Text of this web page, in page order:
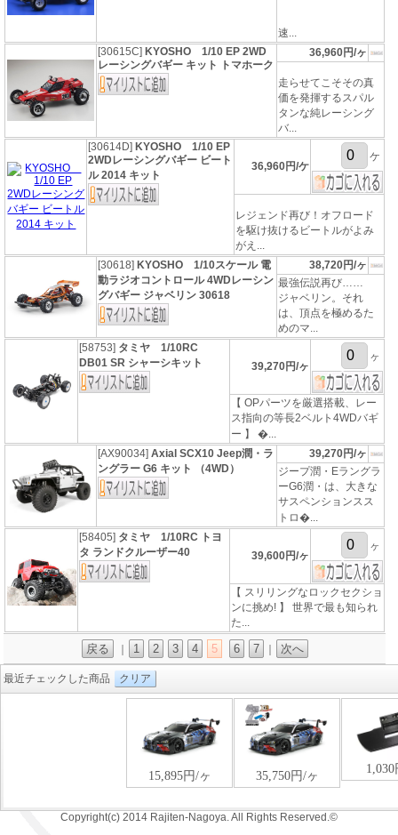
速...
[30615C] KYOSHO 1/10 EP 2WD
レーシングバギー キット トマホーク
36,960円/ヶ
走らせてこそその真
価を発揮するスパル
タンな純レーシング
バ...
[30614D] KYOSHO 1/10 EP
2WDレーシングバギー ビート
ル 2014 キット
36,960円/ケ
ケ
レジェンド再び！オフロード
を駆け抜けるビートルがよみ
がえ...
[30618] KYOSHO 1/10スケール 電
動ラジオコントロール 4WDレーシン
グバギー ジャベリン 30618
38,720円/ヶ
最強伝説再び……
ジャベリン。それ
は、頂点を極めるた
めのマ...
[58753] タミヤ 1/10RC
DB01 SR シャーシキット
39,270円/ヶ
ヶ
【 OPパーツを厳選搭載、レー
ス指向の等長2ベルト4WDバギ
ー 】 �...
[AX90034]Axial SCX10 Jeep潤・ラ
ングラー G6 キット （4WD）
39,270円/ヶ
ジープ潤・Eラングラ
ーG6潤・は、大きな
サスペンションスス
トロ�...
[58405] タミヤ 1/10RC トヨ
タ ランドクルーザー40
39,600円/ヶ
ヶ
【 スリリングなロックセクショ
ンに挑め! 】 世界で最も知られ
た...
戻る 1 2 3 4 5 6 7 次へ
最近チェックした商品 クリア
Copyright(c) 2014 Rajiten-Nagoya. All Rights Reserved.©